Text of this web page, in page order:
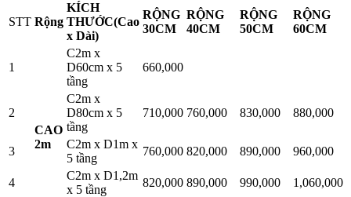
STT Rộng
KÍCH
THƯỚC(Cao
x Dài)
RỘNG
30CM
RỘNG
40CM
RỘNG
50CM
RỘNG
60CM
1
CAO
2m
C2m x
D60cm x 5
tầng
660,000
2
C2m x
D80cm x 5
tầng
710,000 760,000 830,000 880,000
3
C2m x D1m x
5 tầng
760,000 820,000 890,000 960,000
4
C2m x D1,2m
x 5 tầng
820,000 890,000 990,000 1,060,000